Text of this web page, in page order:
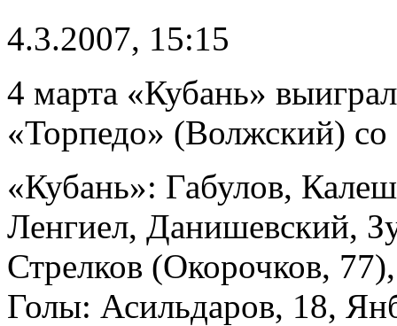
4.3.2007, 15:15
4 марта «Кубань»
«Торпедо» (Волжский) со
«Кубань»: Габулов,
Ленгиел, Данишевский,
Стрелков (Окорочков,
Голы: Асильдаров, 18,